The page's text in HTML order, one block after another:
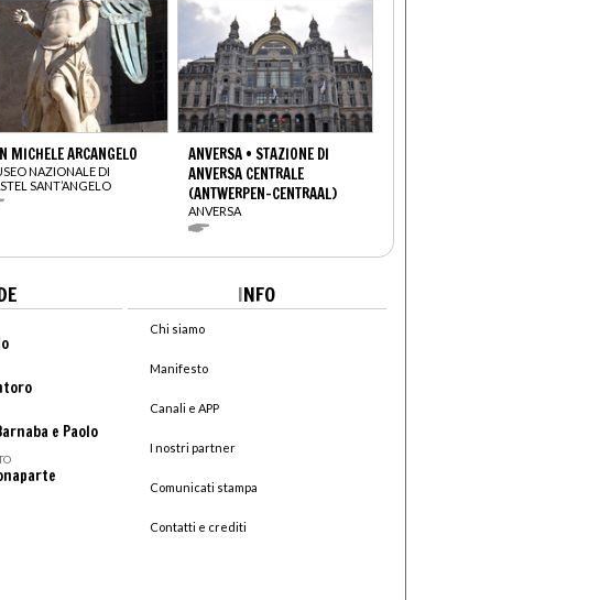
MICHELE ARCANGELO
NAZIONALE DI
SANT’ANGELO
ANVERSA • STAZIONE DI
ANVERSA CENTRALE
(ANTWERPEN-CENTRAAL)
ANVERSA
e Paolo
INFO
Chi siamo
Manifesto
Canali e APP
I nostri partner
Comunicati stampa
Contatti e crediti